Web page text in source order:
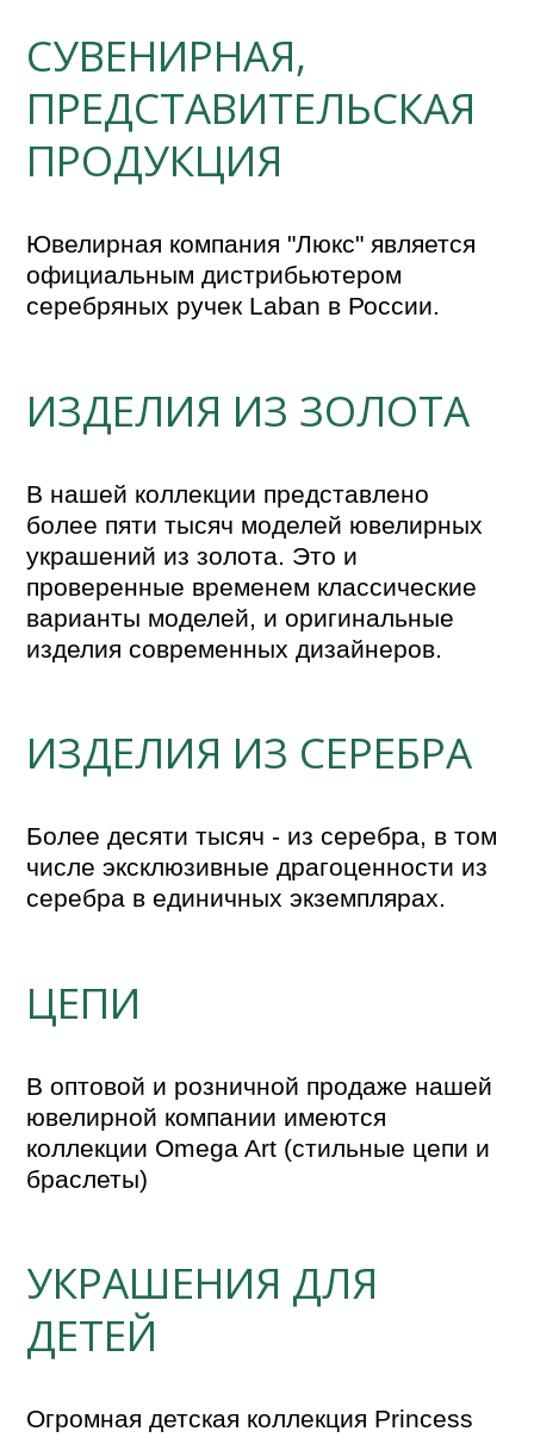
СУВЕНИРНАЯ,
ПРЕДСТАВИТЕЛЬСКАЯ
ПРОДУКЦИЯ
Ювелирная компания "Люкс" является
официальным дистрибьютером
серебряных ручек Laban в России.
ИЗДЕЛИЯ ИЗ ЗОЛОТА
В нашей коллекции представлено
более пяти тысяч моделей ювелирных
украшений из золота. Это и
проверенные временем классические
варианты моделей, и оригинальные
изделия современных дизайнеров.
ИЗДЕЛИЯ ИЗ СЕРЕБРА
Более десяти тысяч - из серебра, в том
числе эксклюзивные драгоценности из
серебра в единичных экземплярах.
ЦЕПИ
В оптовой и розничной продаже нашей
ювелирной компании имеются
коллекции Omega Art (стильные цепи и
браслеты)
УКРАШЕНИЯ ДЛЯ
ДЕТЕЙ
Огромная детская коллекция Princess